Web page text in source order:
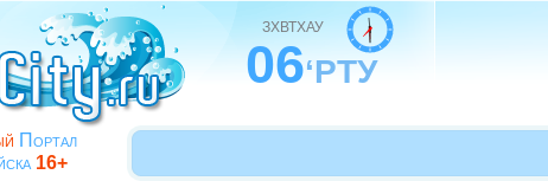
Портал
16+
ЗХВТХАУ
06‘РТУ